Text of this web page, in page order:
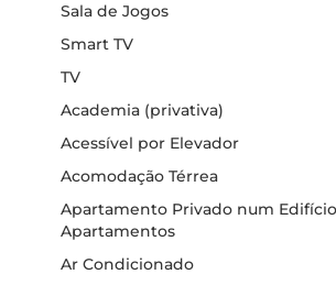
Sala de Jogos
Smart TV
TV
Academia (privativa)
Acessível por Elevador
Acomodação Térrea
Apartamento Privado num
Apartamentos
Ar Condicionado